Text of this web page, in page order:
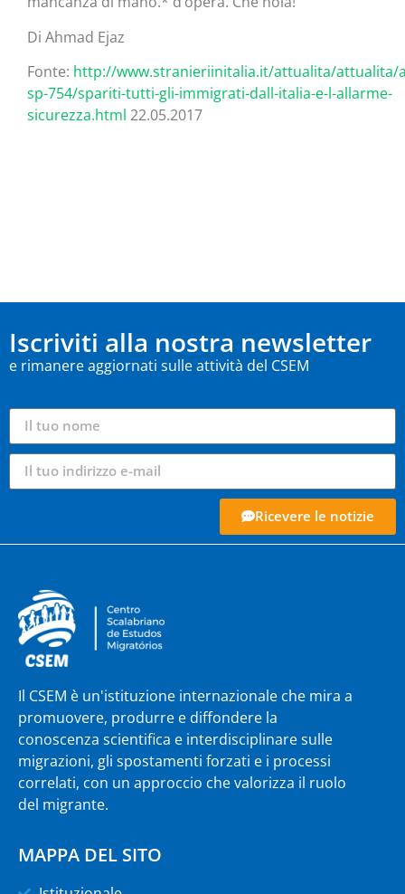
Di Ahmad Ejaz
Fonte: http://www.stranieriinitalia.it/attualita/attualita/
sp-754/spariti-tutti-gli-immigrati-dall-italia-e-l-allarme-
sicurezza.html 22.05.2017
Iscriviti alla nostra newsletter
e rimanere aggiornati sulle attività del CSEM
Ricevere le notizie
Il CSEM è un'istituzione internazionale che mira a
promuovere, produrre e diffondere la
conoscenza scientifica e interdisciplinare sulle
migrazioni, gli spostamenti forzati e i processi
correlati, con un approccio che valorizza il ruolo
del migrante.
MAPPA DEL SITO